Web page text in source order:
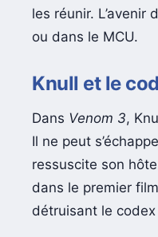
les réunir. L’avenir
ou dans le MCU.
Knull et le
Dans Venom 3,
Il ne peut
ressuscite son
dans le premier
détruisant le